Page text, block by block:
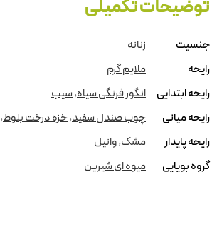
توضیحات تکمیلی
جنسیت
زنانه
رایحه
ملایم گرم
رایحه ابتدایی
انگور فرنگی سیاه,سیب
رایحه میانی
چوب صندل سفید,خزه درخت بلوط,
رایحه پایدار
مشک,وانیل
گروه بویایی
میوه ای شیرین